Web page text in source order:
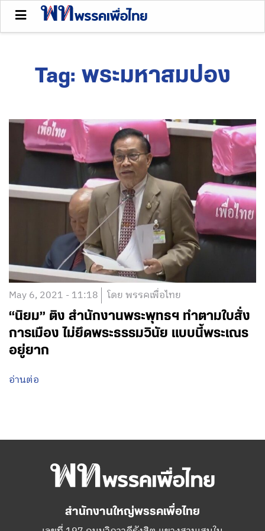
Tag: พระมหาสมปอง
May 6, 2021 - 11:18 โดย พรรคเพื่อไทย
“นิยม” ติง สำนักงานพระพุทธฯ ทำตามใบสั่ง
การเมือง ไม่ยึดพระธรรมวินัย แบบนี้พระเณร
อยู่ยาก
อ่านต่อ
สำนักงานใหญ่พรรคเพื่อไทย